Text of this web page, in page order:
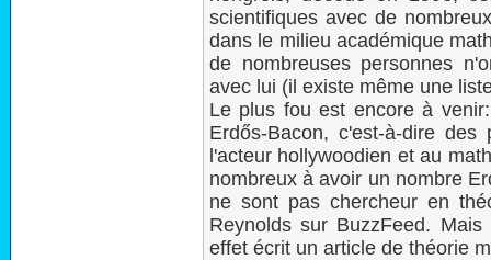
scientifiques avec de
dans le milieu académique
de nombreuses personnes
avec lui (il existe même une
Le plus fou est encore à
Erdős-Bacon, c'est-à-dire
l'acteur hollywoodien et au
nombreux à avoir un nombre
ne sont pas chercheur en
Reynolds sur BuzzFeed.
effet écrit un article de théorie